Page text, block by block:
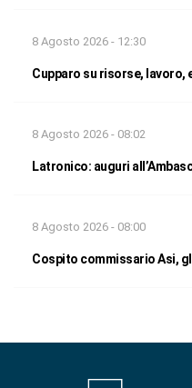
8 Agosto 2026 - 12:30
Cupparo su risorse, lavoro,
8 Agosto 2026 - 08:02
Latronico: auguri
8 Agosto 2026 - 08:00
Cospito commissario Asi,